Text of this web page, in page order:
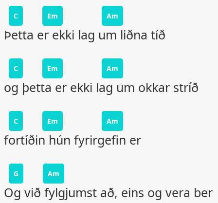
C Em Am
Þetta er ekki lag um liðna tíð
C Em Am
og þetta er ekki lag um okkar stríð
C Em Am
fortíðin hún fyrirgefin er
G Am
Og við fylgjumst að, eins og vera ber